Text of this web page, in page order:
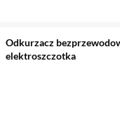
Odkurzacz
elektroszczotka